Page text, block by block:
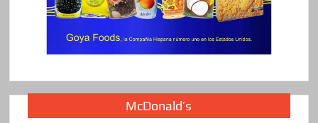
McDonald’s